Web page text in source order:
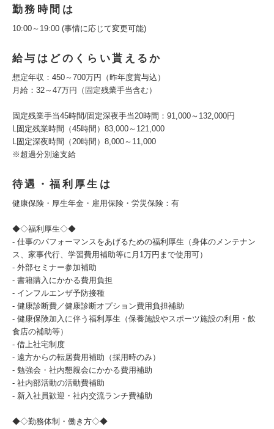
勤務時間は
10:00～19:00 (事情に応じて変更可能)
給与はどのくらい貰えるか
想定年収：450～700万円（昨年度賞与込）
月給：32～47万円（固定残業手当含む）
固定残業手当45時間/固定深夜手当20時間：91,000～132,000円
L固定残業時間（45時間）83,000～121,000
L固定深夜時間（20時間）8,000～11,000
※超過分別途支給
待遇・福利厚生は
健康保険・厚生年金・雇用保険・労災保険：有
◆◇福利厚生◇◆
- 仕事のパフォーマンスをあげるための福利厚生（身体のメンテナン
ス、家事代行、学習費用補助等に月1万円まで使用可）
- 外部セミナー参加補助
- 書籍購入にかかる費用負担
- インフルエンザ予防接種
- 健康診断費／健康診断オプション費用負担補助
- 健康保険加入に伴う福利厚生（保養施設やスポーツ施設の利用・飲
食店の補助等）
- 借上社宅制度
- 遠方からの転居費用補助（採用時のみ）
- 勉強会・社内懇親会にかかる費用補助
- 社内部活動の活動費補助
- 新入社員歓迎・社内交流ランチ費補助
◆◇勤務体制・働き方◇◆